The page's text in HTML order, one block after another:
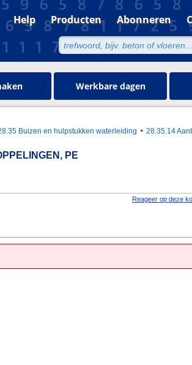
Help Producten Abonneren
Werkbare dagen
Buizen en hulpstukken waterleiding 28.35.14
PE
Reageer op deze